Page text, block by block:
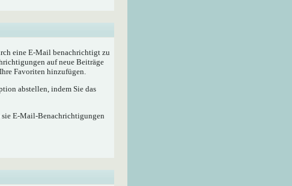
eine E-Mail benachrichtigt zu
auf neue Beiträge
Favoriten hinzufügen.
abstellen, indem Sie das
E-Mail-Benachrichtigungen